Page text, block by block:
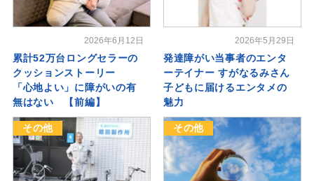
2026年6月12日
累計52万台ロングセラーの
クッションストーリー
「心地よい」に障がいの有
無はない 【前編】
2026年5月29日
発達障がい当事者のエンタ
ーテイナー すがなるみさん
子どもに届けるエンタメの
魅力
その他 その他